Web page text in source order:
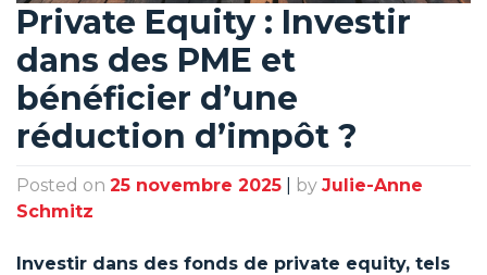
Private Equity : Investir
dans des PME et
bénéficier d’une
réduction d’impôt ?
Posted on 25 novembre 2025 by Julie-Anne
Schmitz
Investir dans des fonds de private equity, tels